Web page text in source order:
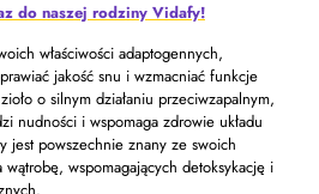
do naszej rodziny Vidafy!
właściwości adaptogennych,
jakość snu i wzmacniać funkcje
o silnym działaniu przeciwzapalnym,
nudności i wspomaga zdrowie układu
jest powszechnie znany ze swoich
wątrobę, wspomagających detoksykację i